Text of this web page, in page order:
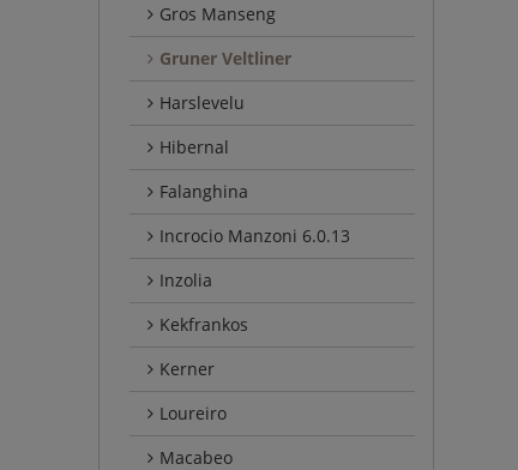
Gros Manseng
Gruner Veltliner
Harslevelu
Hibernal
Falanghina
Incrocio Manzoni 6.0.13
Inzolia
Kekfrankos
Kerner
Loureiro
Macabeo